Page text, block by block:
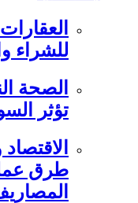
للشراء
تؤثر
طرق